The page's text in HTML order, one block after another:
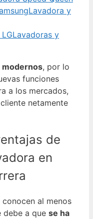
Lavadora y
Lavadoras y
modernos, por lo
funciones
a los mercados,
netamente
de
en
al menos
debe a que se ha